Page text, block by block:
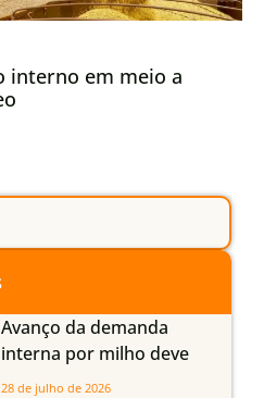
interno em meio a
Avanço da demanda
interna por milho deve
compensar aumento da
28 de julho de 2026